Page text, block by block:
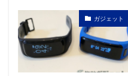
ガジェット